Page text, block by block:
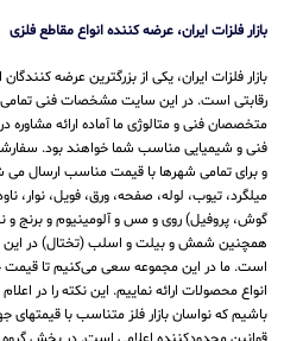
بازار فلزات ایران، عرضه کننده انواع مقاطع فلزی
بازار فلزات ایران، یکی از بزرگترین عرضه
رقابتی است. در این سایت مشخصات فنی تمامی
متخصصان فنی و متالوژی ما آماده ارائه
فنی و شیمیایی مناسب شما خواهند بود.
و برای تمامی شهرها با قیمت مناسب ارسال می
میلگرد، تیوب، لوله، صفحه، ورق، فویل، نوار،
گوش، پروفیل) روی و مس و آلومینیوم و برنج
همچنین شمش و بیلت و اسلب (تختال) در این
است. ما در این مجموعه سعی می‌کنیم تا قیمت
انواع محصولات ارائه نماییم. این نکته را در
باشیم که نواسان بازار فلز متناسب با قیمتهای